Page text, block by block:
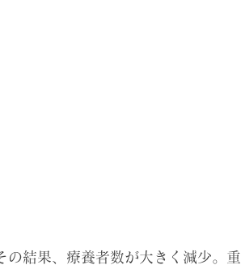
結果、 療養者数が大きく減少。重